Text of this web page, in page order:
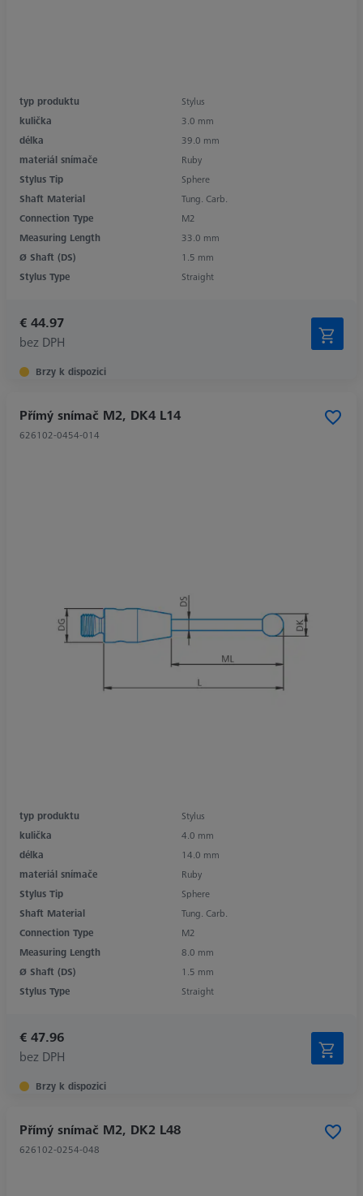
typ produktu
Stylus
kulička
3.0 mm
délka
39.0 mm
materiál snímače
Ruby
Stylus Tip
Sphere
Shaft Material
Tung. Carb.
Connection Type
M2
Measuring Length
33.0 mm
Ø Shaft (DS)
1.5 mm
Stylus Type
Straight
€ 44.97
bez DPH
Brzy k dispozici
Přímý snímač M2, DK4 L14
626102-0454-014
typ produktu
Stylus
kulička
4.0 mm
délka
14.0 mm
materiál snímače
Ruby
Stylus Tip
Sphere
Shaft Material
Tung. Carb.
Connection Type
M2
Measuring Length
8.0 mm
Ø Shaft (DS)
1.5 mm
Stylus Type
Straight
€ 47.96
bez DPH
Brzy k dispozici
Přímý snímač M2, DK2 L48
626102-0254-048